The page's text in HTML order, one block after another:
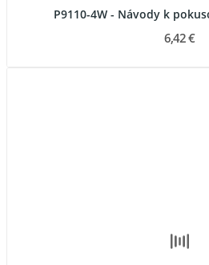
P9110-4W - Návody k
6,42 €